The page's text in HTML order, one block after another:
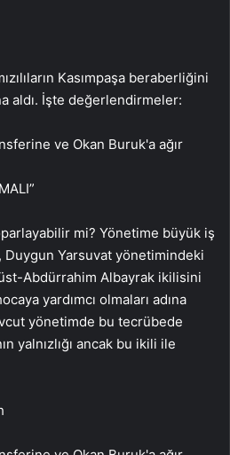
Kasımpaşa beraberliğini
aldı. İşte değerlendirmeler:
mi? Yönetime büyük iş
Yarsuvat yönetimindeki
Abdürrahim Albayrak ikilisini
yardımcı olmaları adına
yönetimde bu tecrübede
yalnızlığı ancak bu ikili ile